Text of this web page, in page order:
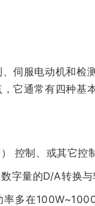
服电动机和检
它通常有四种基
制、或其它控
量的D/A转换与
多在